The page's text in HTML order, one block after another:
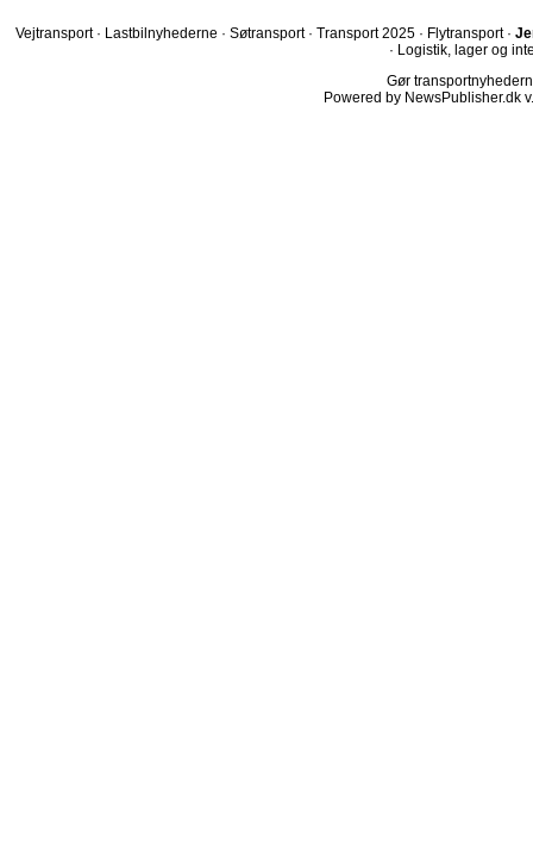
Vejtransport · Lastbilnyhederne · Søtransport · Transport 2025 · Flytransport ·
· Logistik, lager og
Gør
Powered by NewsPublisher.dk